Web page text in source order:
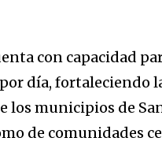
con capacidad
día, fortaleciendo
los municipios de
de comunidades